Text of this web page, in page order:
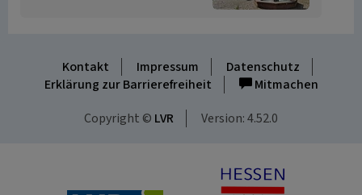
Kontakt Impressum
Datenschutz
Erklärung zur Barrierefreiheit
Mitmachen
Copyright © LVR Version: 4.52.0